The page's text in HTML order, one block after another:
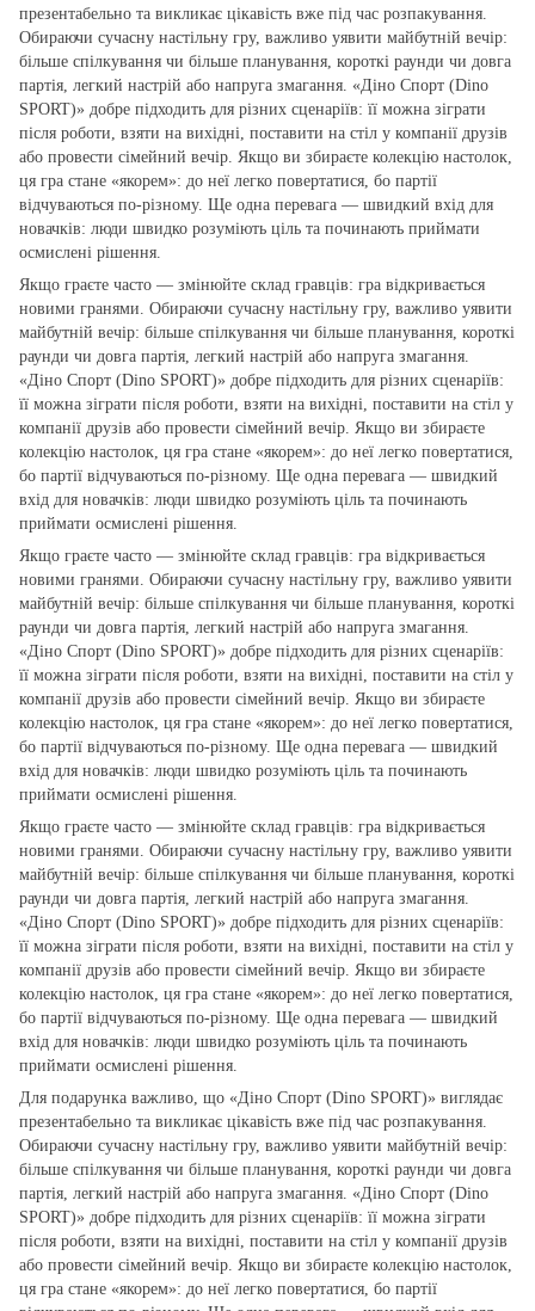
презентабельно та викликає цікавість вже під час розпакування.
Обираючи сучасну настільну гру, важливо уявити майбутній вечір:
більше спілкування чи більше планування, короткі раунди чи довга
партія, легкий настрій або напруга змагання. «Діно Спорт (Dino
SPORT)» добре підходить для різних сценаріїв: її можна зіграти
після роботи, взяти на вихідні, поставити на стіл у компанії друзів
або провести сімейний вечір. Якщо ви збираєте колекцію настолок,
ця гра стане «якорем»: до неї легко повертатися, бо партії
відчуваються по‑різному. Ще одна перевага — швидкий вхід для
новачків: люди швидко розуміють ціль та починають приймати
осмислені рішення.
Якщо граєте часто — змінюйте склад гравців: гра відкривається
новими гранями. Обираючи сучасну настільну гру, важливо уявити
майбутній вечір: більше спілкування чи більше планування, короткі
раунди чи довга партія, легкий настрій або напруга змагання.
«Діно Спорт (Dino SPORT)» добре підходить для різних сценаріїв:
її можна зіграти після роботи, взяти на вихідні, поставити на стіл у
компанії друзів або провести сімейний вечір. Якщо ви збираєте
колекцію настолок, ця гра стане «якорем»: до неї легко повертатися,
бо партії відчуваються по‑різному. Ще одна перевага — швидкий
вхід для новачків: люди швидко розуміють ціль та починають
приймати осмислені рішення.
Якщо граєте часто — змінюйте склад гравців: гра відкривається
новими гранями. Обираючи сучасну настільну гру, важливо уявити
майбутній вечір: більше спілкування чи більше планування, короткі
раунди чи довга партія, легкий настрій або напруга змагання.
«Діно Спорт (Dino SPORT)» добре підходить для різних сценаріїв:
її можна зіграти після роботи, взяти на вихідні, поставити на стіл у
компанії друзів або провести сімейний вечір. Якщо ви збираєте
колекцію настолок, ця гра стане «якорем»: до неї легко повертатися,
бо партії відчуваються по‑різному. Ще одна перевага — швидкий
вхід для новачків: люди швидко розуміють ціль та починають
приймати осмислені рішення.
Якщо граєте часто — змінюйте склад гравців: гра відкривається
новими гранями. Обираючи сучасну настільну гру, важливо уявити
майбутній вечір: більше спілкування чи більше планування, короткі
раунди чи довга партія, легкий настрій або напруга змагання.
«Діно Спорт (Dino SPORT)» добре підходить для різних сценаріїв:
її можна зіграти після роботи, взяти на вихідні, поставити на стіл у
компанії друзів або провести сімейний вечір. Якщо ви збираєте
колекцію настолок, ця гра стане «якорем»: до неї легко повертатися,
бо партії відчуваються по‑різному. Ще одна перевага — швидкий
вхід для новачків: люди швидко розуміють ціль та починають
приймати осмислені рішення.
Для подарунка важливо, що «Діно Спорт (Dino SPORT)» виглядає
презентабельно та викликає цікавість вже під час розпакування.
Обираючи сучасну настільну гру, важливо уявити майбутній вечір:
більше спілкування чи більше планування, короткі раунди чи довга
партія, легкий настрій або напруга змагання. «Діно Спорт (Dino
SPORT)» добре підходить для різних сценаріїв: її можна зіграти
після роботи, взяти на вихідні, поставити на стіл у компанії друзів
або провести сімейний вечір. Якщо ви збираєте колекцію настолок,
ця гра стане «якорем»: до неї легко повертатися, бо партії